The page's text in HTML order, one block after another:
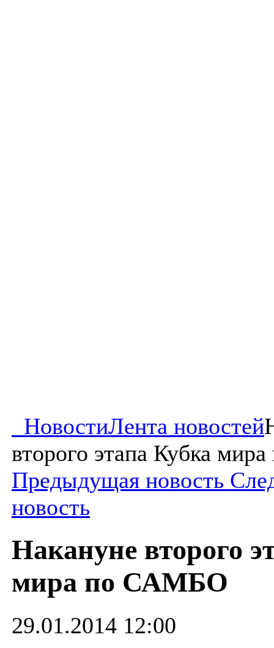
НовостиЛента новостей
второго этапа Кубка
Предыдущая новость
новость
Накануне второго
мира по САМБО
29.01.2014 12:00